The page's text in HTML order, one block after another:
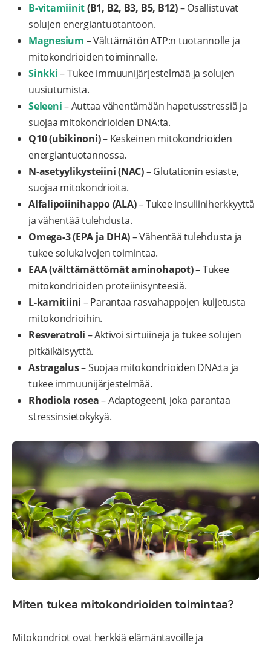
B-vitamiinit(B1, B2, B3, B5, B12)– Osallistuvat
solujen energiantuotantoon.
Magnesium – Välttämätön ATP:n tuotannolle ja
mitokondrioiden toiminnalle.
Sinkki– Tukee immuunijärjestelmää ja solujen
uusiutumista.
Seleeni– Auttaa vähentämään hapetusstressiä ja
suojaa mitokondrioiden DNA:ta.
Q10 (ubikinoni)– Keskeinen mitokondrioiden
energiantuotannossa.
N-asetyylikysteiini (NAC)– Glutationin esiaste,
suojaa mitokondrioita.
Alfalipoiinihappo (ALA)– Tukee insuliiniherkkyyttä
ja vähentää tulehdusta.
Omega-3 (EPA ja DHA)– Vähentää tulehdusta ja
tukee solukalvojen toimintaa.
EAA (välttämättömät aminohapot)– Tukee
mitokondrioiden proteiinisynteesiä.
L-karnitiini – Parantaa rasvahappojen kuljetusta
mitokondrioihin.
Resveratroli – Aktivoi sirtuiineja ja tukee solujen
pitkäikäisyyttä.
Astragalus– Suojaa mitokondrioiden DNA:ta ja
tukee immuunijärjestelmää.
Rhodiola rosea– Adaptogeeni, joka parantaa
stressinsietokykyä.
Miten tukea mitokondrioiden toimintaa?
Mitokondriot ovat herkkiä elämäntavoille ja